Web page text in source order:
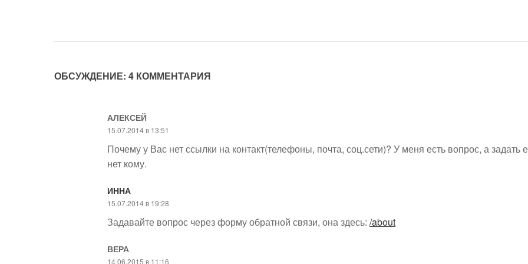
ОБСУЖДЕНИЕ: 4 КОММЕНТАРИЯ
АЛЕКСЕЙ
15.07.2014 в 13:51
Почему у Вас нет ссылки на контакт(телефоны, почта, соц.сети)? У меня есть вопрос, а задать
нет кому.
ИННА
15.07.2014 в 19:28
Задавайте вопрос через форму обратной связи, она здесь: /about
ВЕРА
14.06.2015 в 11:16